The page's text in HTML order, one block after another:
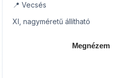
📍 Vecsés
Xl, nagyméretű állítható
Megnézem